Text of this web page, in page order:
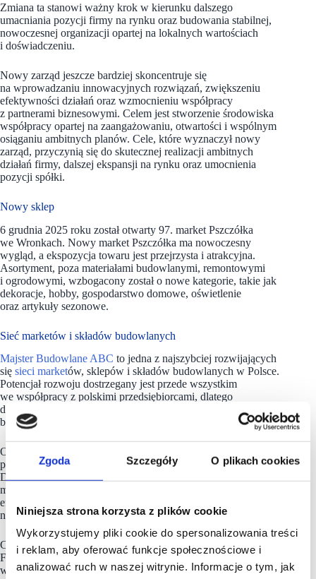
Zgoda Szczegóły O plikach cookies
Niniejsza strona korzysta z plików cookie
Wykorzystujemy pliki cookie do spersonalizowania treści
i reklam, aby oferować funkcje społecznościowe i
analizować ruch w naszej witrynie. Informacje o tym, jak
Zmiana ta stanowi ważny krok w kierunku dalszego
umacniania pozycji firmy na rynku oraz budowania stabilnej,
nowoczesnej organizacji opartej na lokalnych wartościach
i doświadczeniu.
Nowy zarząd jeszcze bardziej skoncentruje się
na wprowadzaniu innowacyjnych rozwiązań, zwiększeniu
efektywności działań oraz wzmocnieniu współpracy
z partnerami biznesowymi. Celem jest stworzenie środowiska
współpracy opartej na zaangażowaniu, otwartości i wspólnym
osiąganiu ambitnych planów. Cele, które wyznaczył nowy
zarząd, przyczynią się do skutecznej realizacji ambitnych
działań firmy, dalszej ekspansji na rynku oraz umocnienia
pozycji spółki.
Nowy sklep
6 grudnia 2025 roku został otwarty 97. market Pszczółka
we Wronkach. Nowy market Pszczółka ma nowoczesny
wygląd, a ekspozycja towaru jest przejrzysta i atrakcyjna.
Asortyment, poza materiałami budowlanymi, remontowymi
i ogrodowymi, wzbogacony został o nowe kategorie, takie jak
dekoracje, hobby, gospodarstwo domowe, oświetlenie
oraz artykuły sezonowe.
Sieć marketów i składów budowlanych
Majster Budowlane ABC to jedna z najszybciej rozwijających
się sieci marketów, sklepów i składów budowlanych w Polsce.
Potencjał rozwoju dostrzegany jest przede wszystkim
we współpracy z polskimi przedsiębiorcami, dlatego
działalność opiera się na partnerskiej kooperacji z rodzimym
biznesem.
Od 2016 roku budowana jest ogólnopolska sieć obejmująca
ponad 1000 Partnerów funkcjonujących pod wspólną marką.
Dzięki wykorzystaniu wiedzy oraz doświadczenia w handlu
materiałami budowlanymi możliwe jest zwiększanie
efektywności każdego punktu partnerskiego, co przekłada się
na rozwój i wzrost polskiego handlu.
Celem jest dalszy rozwój oraz budowa silnej, polskiej marki.
Fundamentem działalności jest zespół ludzi, których łączy
wspólna pasja – pasja do budowania. Działania podejmowane